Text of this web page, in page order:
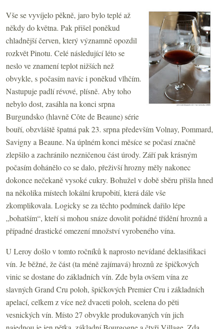
Vše se vyvíjelo pěkně, jaro bylo teplé až
někdy do května. Pak přišel poněkud
chladnější červen, který významně opozdil
rozkvět Pinotu. Celé následující léto se
neslo ve znamení teplot nižších než
obvykle, s počasím navíc i poněkud vlhčím.
Nastupuje padlí révové, plísně. Aby toho
nebylo dost, zasáhla na konci srpna
Burgundsko (hlavně Côte de Beaune) série
bouří, obzvláště špatná pak 23. srpna především Volnay, Pommard,
Savigny a Beaune. Na úplném konci měsíce se počasí značně
zlepšilo a zachránilo nezničenou část úrody. Září pak krásným
počasím dohánělo co se dalo, přeživší hrozny měly nakonec
dokonce nečekaně vysoké cukry. Bohužel v době sběru přišla hned
na několika místech lokální krupobití, která dále vše
zkomplikovala. Logicky se za těchto podmínek dařilo lépe
„bohatším“, kteří si mohou snáze dovolit pořádné třídění hroznů a
případné drastické omezení množství vyrobeného vína.
U Leroy došlo v tomto ročníků k naprosto nevídané deklasifikaci
vín. Je běžné, že část (ta méně zajímavá) hroznů ze špičkových
vinic se dostane do základních vín. Zde byla ovšem vína ze
slavných Grand Cru poloh, špičkových Premier Cru i základních
apelací, celkem z více než dvaceti poloh, scelena do pěti
vesnických vín. Místo 27 obvykle produkovaných vín jich